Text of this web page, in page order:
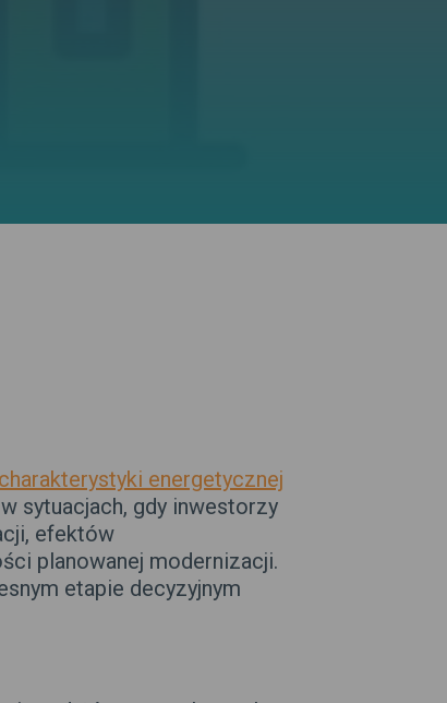
charakterystyki energetycznej
sytuacjach, gdy inwestorzy
efektów
planowanej modernizacji.
etapie decyzyjnym